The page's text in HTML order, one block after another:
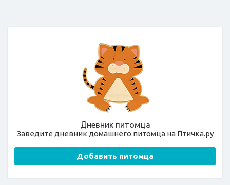
Дневник питомца
Заведите дневник домашнего питомца на Птичка.ру
Добавить питомца